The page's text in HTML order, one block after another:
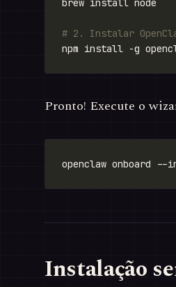
# 2. Instalar
Pronto! Execute o
Instalação